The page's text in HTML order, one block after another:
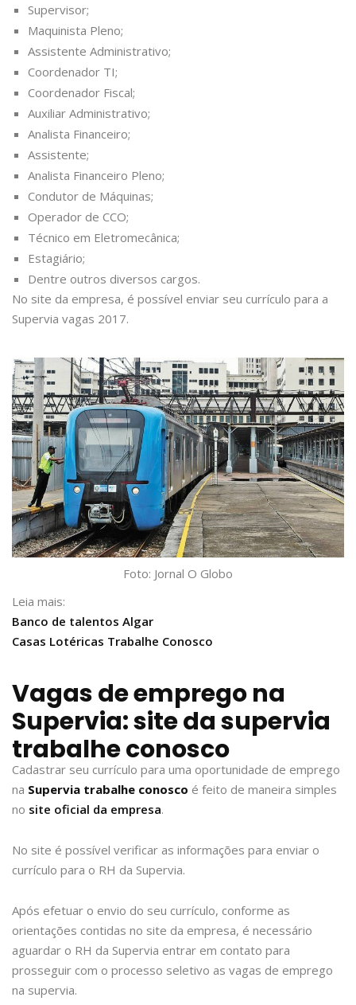
Supervisor;
Maquinista Pleno;
Assistente Administrativo;
Coordenador TI;
Coordenador Fiscal;
Auxiliar Administrativo;
Analista Financeiro;
Assistente;
Analista Financeiro Pleno;
Condutor de Máquinas;
Operador de CCO;
Técnico em Eletromecânica;
Estagiário;
Dentre outros diversos cargos.
No site da empresa, é possível enviar seu currículo para a
Supervia vagas 2017.
Foto: Jornal O Globo
Leia mais:
Banco de talentos Algar
Casas Lotéricas Trabalhe Conosco
Vagas de emprego na
Supervia: site da supervia
trabalhe conosco
Cadastrar seu currículo para uma oportunidade de emprego
na Supervia trabalhe conosco é feito de maneira simples
no site oficial da empresa.
No site é possível verificar as informações para enviar o
currículo para o RH da Supervia.
Após efetuar o envio do seu currículo, conforme as
orientações contidas no site da empresa, é necessário
aguardar o RH da Supervia entrar em contato para
prosseguir com o processo seletivo as vagas de emprego
na supervia.